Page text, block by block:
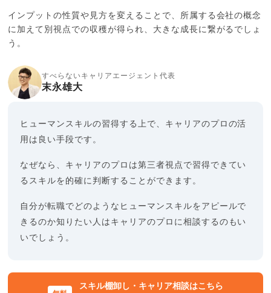
インプットの性質や見方を変えることで、所属する会社の概念
に加えて別視点での収穫が得られ、大きな成長に繋がるでしょ
う。
すべらないキャリアエージェント代表
末永雄大
ヒューマンスキルの習得する上で、キャリアのプロの活
用は良い手段です。
なぜなら、キャリアのプロは第三者視点で習得できてい
るスキルを的確に判断することができます。
自分が転職でどのようなヒューマンスキルをアピールで
きるのか知りたい人はキャリアのプロに相談するのもい
いでしょう。
スキル棚卸し・キャリア相談はこちら